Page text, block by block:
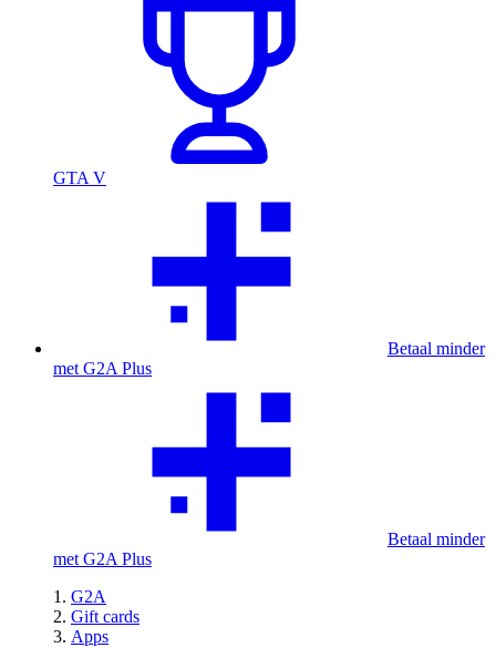
GTA V
Betaal minder
met G2A Plus
Betaal minder
met G2A Plus
G2A
Gift cards
Apps